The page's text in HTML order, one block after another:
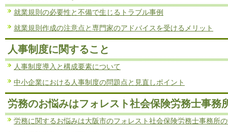
就業規則の必要性と不備で生じるトラブル事例
就業規則作成の注意点と専門家のアドバイスを受けるメリット
人事制度に関すること
人事制度導入と構成要素について
中小企業における人事制度の問題点と見直しポイント
労務のお悩みはフォレスト社会保険労務士事務
労務に関するお悩みは大阪市のフォレスト社会保険労務士事務所